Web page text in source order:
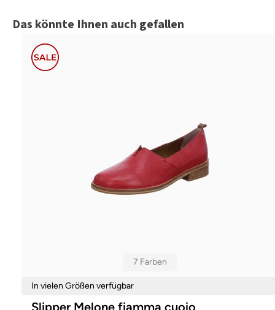
Produktgalerie überspringen
Das könnte Ihnen auch gefallen
7 Farben
In vielen Größen verfügbar
Slipper Melone fiamma cuoio